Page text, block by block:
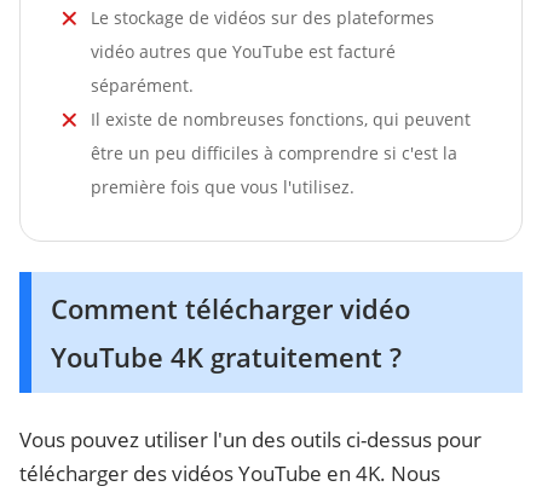
Le stockage de vidéos sur des plateformes
vidéo autres que YouTube est facturé
séparément.
Il existe de nombreuses fonctions, qui peuvent
être un peu difficiles à comprendre si c'est la
première fois que vous l'utilisez.
Comment télécharger vidéo
YouTube 4K gratuitement ?
Vous pouvez utiliser l'un des outils ci-dessus pour
télécharger des vidéos YouTube en 4K. Nous